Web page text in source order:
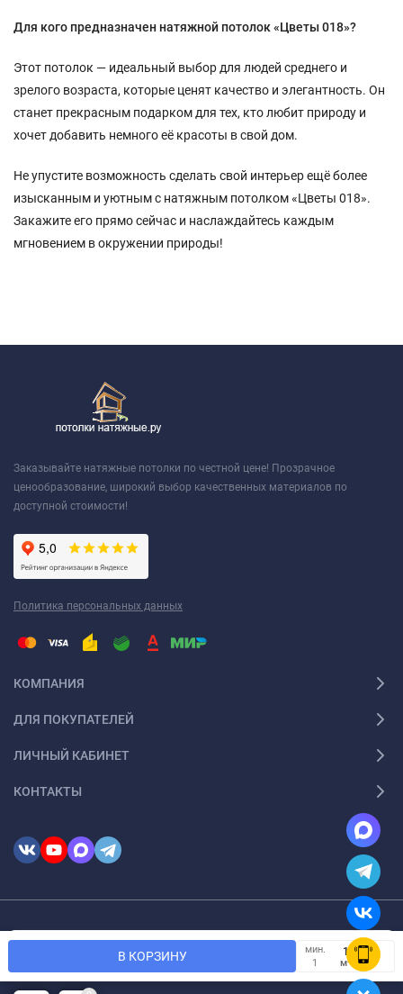
В КОРЗИНУ
мин.
1
м²
Для кого предназначен натяжной потолок «Цветы 018»?
Этот потолок — идеальный выбор для людей среднего и
зрелого возраста, которые ценят качество и элегантность. Он
станет прекрасным подарком для тех, кто любит природу и
хочет добавить немного её красоты в свой дом.
Не упустите возможность сделать свой интерьер ещё более
изысканным и уютным с натяжным потолком «Цветы 018».
Закажите его прямо сейчас и наслаждайтесь каждым
мгновением в окружении природы!
Заказывайте натяжные потолки по честной цене! Прозрачное
ценообразование, широкий выбор качественных материалов по
доступной стоимости!
Политика персональных данных
КОМПАНИЯ
ДЛЯ ПОКУПАТЕЛЕЙ
ЛИЧНЫЙ КАБИНЕТ
КОНТАКТЫ
Мы используем файлы cookie, чтобы сайт был лучше для
OK